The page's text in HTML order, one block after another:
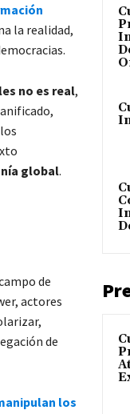
la realidad,
no es real,
global.
de
actores
de
los